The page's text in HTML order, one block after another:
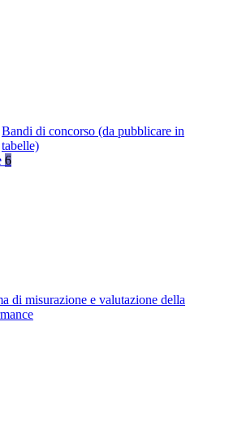
Bandi di concorso (da pubblicare in
tabelle)
6
di misurazione e valutazione della